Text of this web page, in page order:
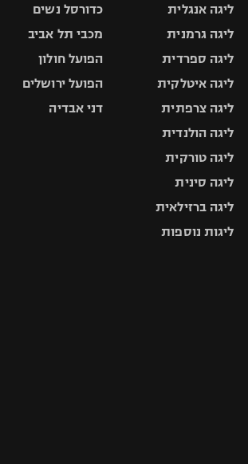
ליגה אנגלית
ליגה גרמנית
ליגה ספרדית
ליגה איטלקית
ליגה צרפתית
ליגה הולנדית
ליגה טורקית
ליגה סינית
ליגה ברזילאית
ליגות נוספות
כדורסל נשים
מכבי תל אביב
הפועל חולון
הפועל ירושלים
דני אבדיה